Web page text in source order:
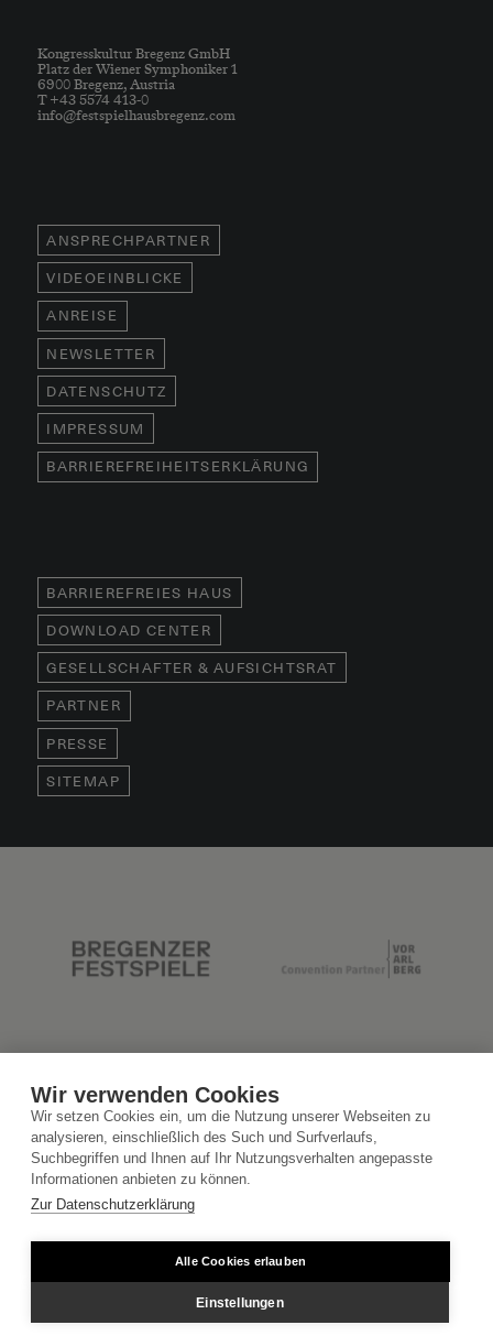
Wir verwenden Cookies
Wir setzen Cookies ein, um die Nutzung unserer Webseiten zu
analysieren, einschließlich des Such und Surfverlaufs,
Suchbegriffen und Ihnen auf Ihr Nutzungsverhalten angepasste
Informationen anbieten zu können.
Zur Datenschutzerklärung
Alle Cookies erlauben
Einstellungen
Kongresskultur Bregenz GmbH
Platz der Wiener Symphoniker 1
6900 Bregenz, Austria
T +43 5574 413-0
info@festspielhausbregenz.com
ANSPRECHPARTNER
VIDEOEINBLICKE
ANREISE
NEWSLETTER
DATENSCHUTZ
IMPRESSUM
BARRIEREFREIHEITSERKLÄRUNG
BARRIEREFREIES HAUS
DOWNLOAD CENTER
GESELLSCHAFTER & AUFSICHTSRAT
PARTNER
PRESSE
SITEMAP